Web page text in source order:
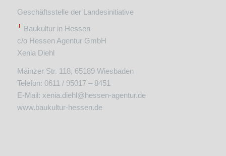
Geschäftsstelle der Landesinitiative
+Baukultur in Hessen
c/o Hessen Agentur GmbH
Xenia Diehl
Mainzer Str. 118, 65189 Wiesbaden
Telefon: 0611 / 95017 – 8451
E-Mail: xenia.diehl@hessen-agentur.de
www.baukultur-hessen.de